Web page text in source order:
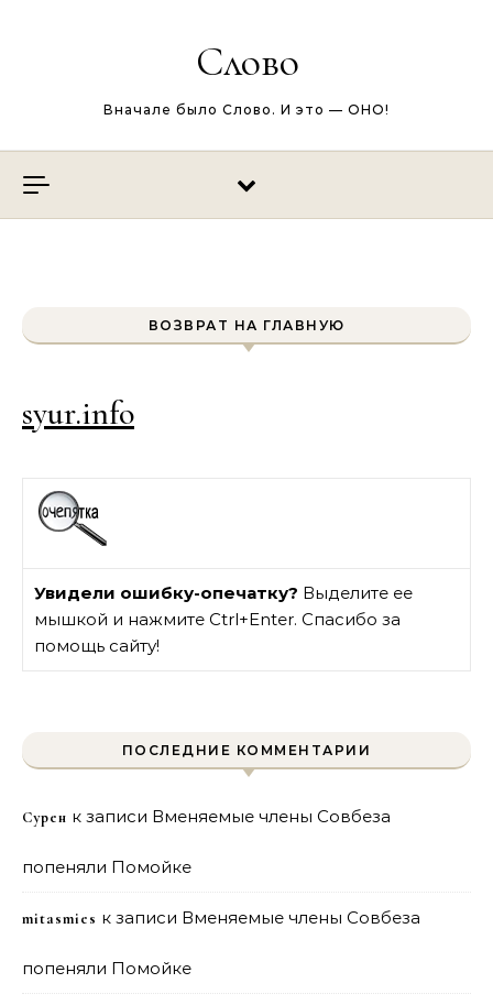
Слово
Вначале было Слово. И это — ОНО!
ВОЗВРАТ НА ГЛАВНУЮ
syur.info
Увидели ошибку-опечатку? Выделите ее
мышкой и нажмите Ctrl+Enter. Спасибо за
помощь сайту!
ПОСЛЕДНИЕ КОММЕНТАРИИ
Сурен к записи Вменяемые члены Совбеза
попеняли Помойке
mitasmies к записи Вменяемые члены Совбеза
попеняли Помойке